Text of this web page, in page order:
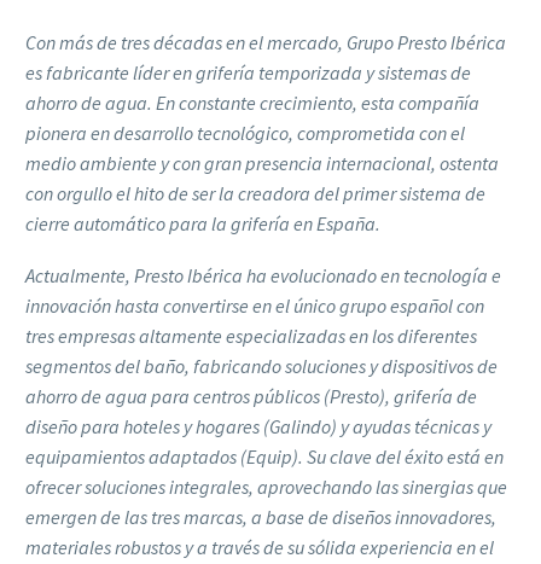
Con más de tres décadas en el mercado, Grupo Presto Ibérica
es fabricante líder en grifería temporizada y sistemas de
ahorro de agua. En constante crecimiento, esta compañía
pionera en desarrollo tecnológico, comprometida con el
medio ambiente y con gran presencia internacional, ostenta
con orgullo el hito de ser la creadora del primer sistema de
cierre automático para la grifería en España.
Actualmente, Presto Ibérica ha evolucionado en tecnología e
innovación hasta convertirse en el único grupo español con
tres empresas altamente especializadas en los diferentes
segmentos del baño, fabricando soluciones y dispositivos de
ahorro de agua para centros públicos (Presto), grifería de
diseño para hoteles y hogares (Galindo) y ayudas técnicas y
equipamientos adaptados (Equip). Su clave del éxito está en
ofrecer soluciones integrales, aprovechando las sinergias que
emergen de las tres marcas, a base de diseños innovadores,
materiales robustos y a través de su sólida experiencia en el